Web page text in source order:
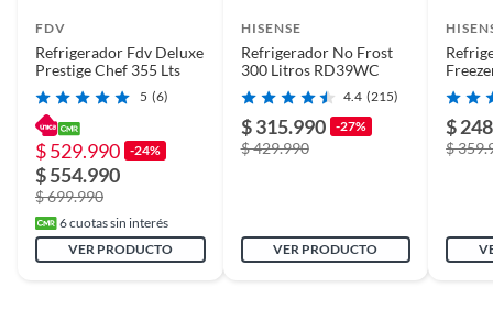
condiciones
previsibles de uso
Plazo de
disponibilidad de
repuestos
10 años
FDV
Refrigerador Fdv Deluxe
Prestige Chef 355 Lts
5 (6)
$ 529.990 -24%
$ 554.990
$ 699.990
6cuotas sin interés
VER PRODUCTO
HISENSE
Refrigerador No Frost
300 Litros RD39WC
4.4 (215)
$ 315.990 -27%
$ 429.990
VER PRODUCTO
Litros
$
$